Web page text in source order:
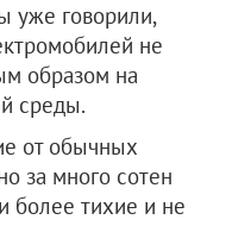
уже говорили,
не
образом на
среды.
от обычных
за много сотен
более тихие и не